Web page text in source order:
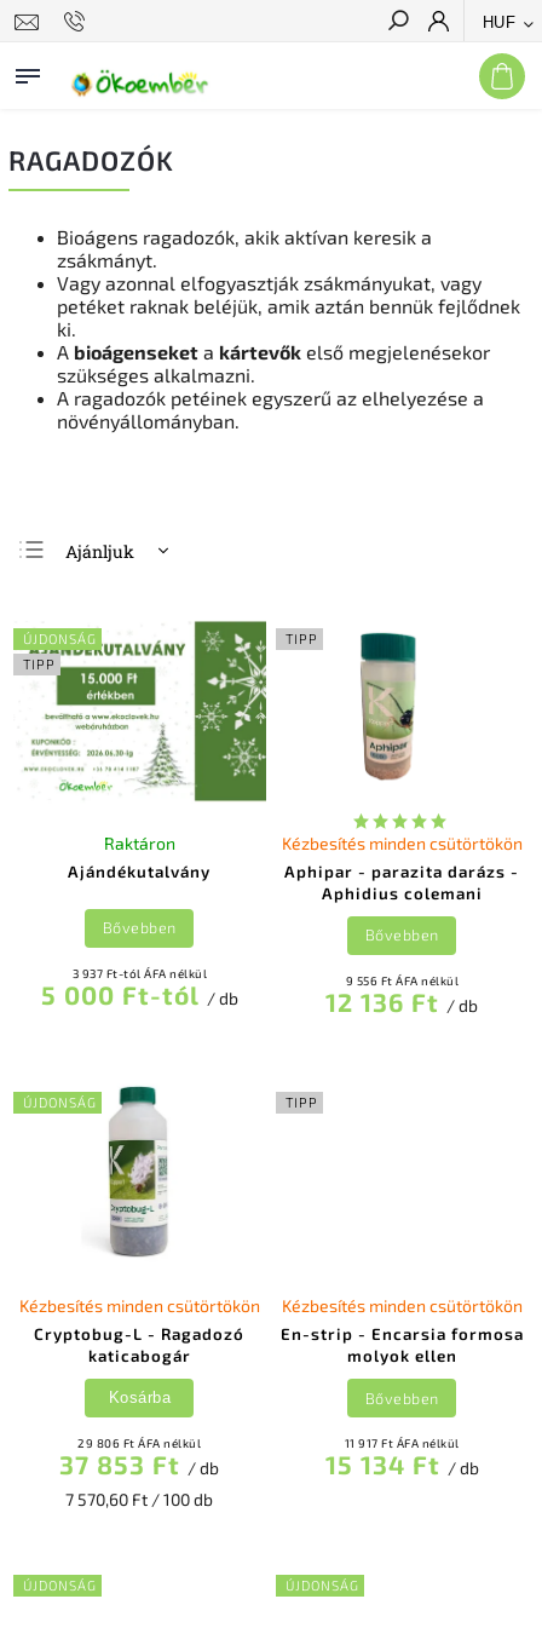
HUF
Keresés
RAGADOZÓK
Bioágens ragadozók, akik aktívan keresik a
zsákmányt.
Vagy azonnal elfogyasztják zsákmányukat, vagy
petéket raknak beléjük, amik aztán bennük fejlődnek
ki.
A bioágenseket a kártevők első megjelenésekor
szükséges alkalmazni.
A ragadozók petéinek egyszerű az elhelyezése a
növényállományban.
Ajánljuk
Legdrágább
Legnépszerűbb
termékek
ABC szerint
ÚJDONSÁG
TIPP
Ajándékutalvány
Raktáron
3 937 Ft-tól ÁFA nélkül
5 000 Ft-tól / db
Bővebben
TIPP
Aphipar - parazita darázs -
Aphidius colemani
Kézbesítés minden csütörtökön
9 556 Ft ÁFA nélkül
12 136 Ft / db
Bővebben
ÚJDONSÁG
Cryptobug-L - Ragadozó
katicabogár
Kézbesítés minden csütörtökön
29 806 Ft ÁFA nélkül
37 853 Ft / db
7 570,60 Ft / 100 db
Kosárba
TIPP
En-strip - Encarsia formosa
molyok ellen
Kézbesítés minden csütörtökön
11 917 Ft ÁFA nélkül
15 134 Ft / db
Bővebben
ÚJDONSÁG ÚJDONSÁG